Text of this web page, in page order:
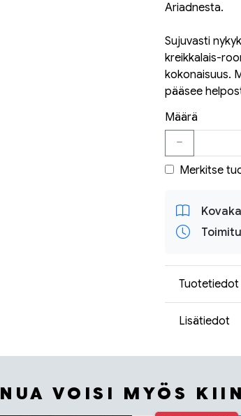
Ariadnesta.
Sujuvasti
kreikkalais-
kokonaisuus.
pääsee
Määrä
Merkitse
Tuotetiedot
Lisätiedot
VOISI MYÖS